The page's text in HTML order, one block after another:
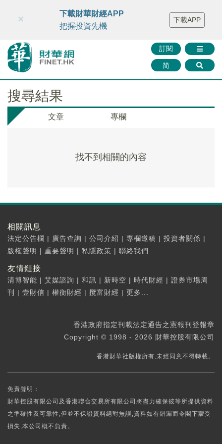
財華智庫網 FINTV FINMETA 財華證券 媒體矩陣
智庫沙龍
聯絡我們
訂閱
简
×
下載財華財經APP
把握投資先機
下載APP
搜尋結果
文章 專欄
找不到相關的內容
相關訊息
法定公告欄 | 廣告查詢 | 公司介紹 | 專欄邀稿 | 投資者關係 |
版權聲明 | 重要聲明 | 私隱政策 | 聯絡我們
友情鏈接
清博智能 | 艾媒諮詢 | 和訊 | 新時空 | 時代財經 | 證券市場周
刊
| 壹財信 | 權衡財經 | 攬富財經 | 更多...
香港政府指定刊載法定通告之憲報刊登報章
Copyright © 1998 - 2026 財華控股有限公司
香港財華社版權所有,未經同意不得轉載。
免責聲明：
財華控股有限公司及香港聯合交易所有限公司將盡力確保彼等所提供資料
之準確性及可靠性,但並不保證資料絕對無誤,資料如有錯漏而令閣下蒙受
損失,本公司概不負責。